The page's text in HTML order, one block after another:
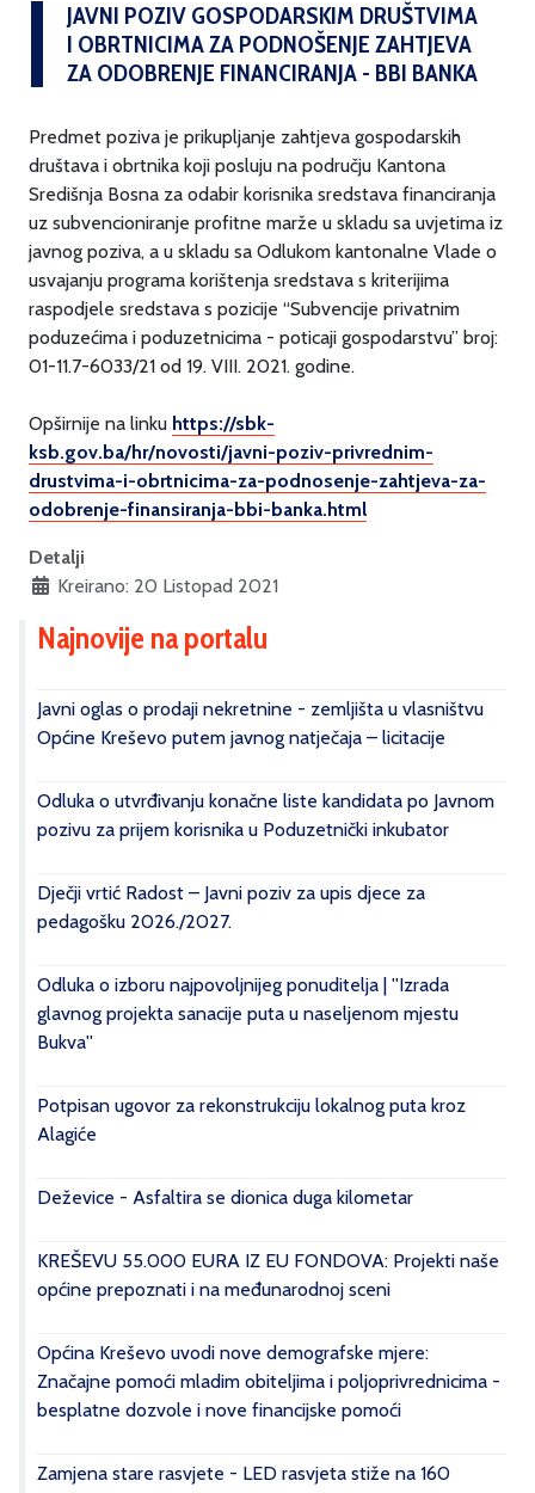
JAVNI POZIV GOSPODARSKIM DRUŠTVIMA
I OBRTNICIMA ZA PODNOŠENJE ZAHTJEVA
ZA ODOBRENJE FINANCIRANJA - BBI BANKA
Predmet poziva je prikupljanje zahtjeva gospodarskih
društava i obrtnika koji posluju na području Kantona
Središnja Bosna za odabir korisnika sredstava financiranja
uz subvencioniranje profitne marže u skladu sa uvjetima iz
javnog poziva, a u skladu sa Odlukom kantonalne Vlade o
usvajanju programa korištenja sredstava s kriterijima
raspodjele sredstava s pozicije “Subvencije privatnim
poduzećima i poduzetnicima - poticaji gospodarstvu” broj:
01-11.7-6033/21 od 19. VIII. 2021. godine.
Opširnije na linku https://sbk-
ksb.gov.ba/hr/novosti/javni-poziv-privrednim-
drustvima-i-obrtnicima-za-podnosenje-zahtjeva-za-
odobrenje-finansiranja-bbi-banka.html
Detalji
Kreirano: 20 Listopad 2021
Najnovije na portalu
Javni oglas o prodaji nekretnine - zemljišta u vlasništvu
Općine Kreševo putem javnog natječaja – licitacije
Odluka o utvrđivanju konačne liste kandidata po Javnom
pozivu za prijem korisnika u Poduzetnički inkubator
Dječji vrtić Radost – Javni poziv za upis djece za
pedagošku 2026./2027.
Odluka o izboru najpovoljnijeg ponuditelja | ''Izrada
glavnog projekta sanacije puta u naseljenom mjestu
Bukva''
Potpisan ugovor za rekonstrukciju lokalnog puta kroz
Alagiće
Deževice - Asfaltira se dionica duga kilometar
KREŠEVU 55.000 EURA IZ EU FONDOVA: Projekti naše
općine prepoznati i na međunarodnoj sceni
Općina Kreševo uvodi nove demografske mjere:
Značajne pomoći mladim obiteljima i poljoprivrednicima -
besplatne dozvole i nove financijske pomoći
Zamjena stare rasvjete - LED rasvjeta stiže na 160